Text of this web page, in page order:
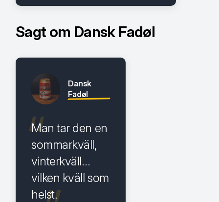
Sagt om Dansk Fadøl
Dansk
Fadøl
Man tar den en
sommarkväll,
vinterkväll…
vilken kväll som
helst.